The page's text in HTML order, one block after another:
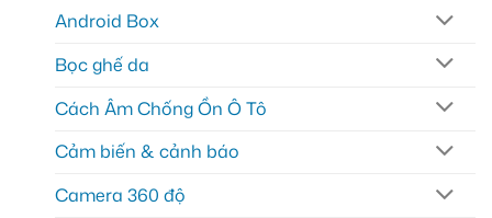
Android Box
Bọc ghế da
Cách Âm Chống Ồn Ô Tô
Cảm biến & cảnh báo
Camera 360 độ